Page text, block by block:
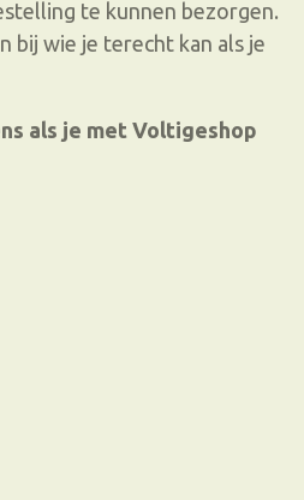
te kunnen bezorgen.
bij wie je terecht kan als je
als je met Voltigeshop